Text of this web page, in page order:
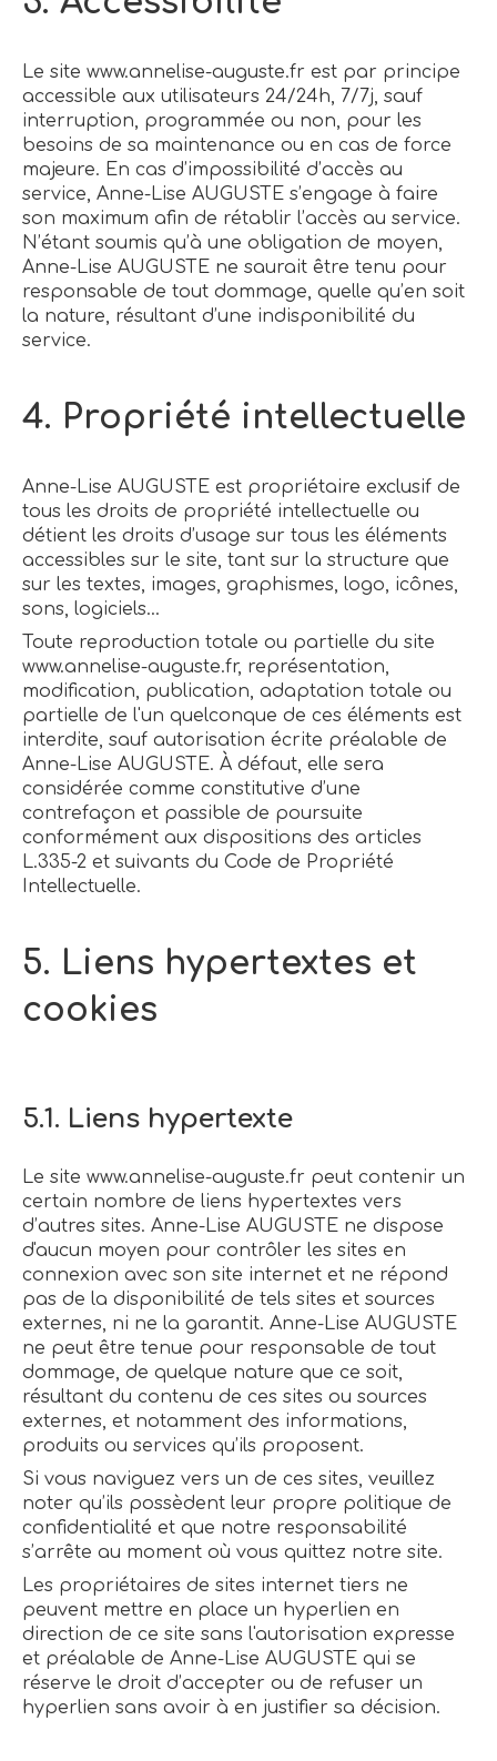
Le site www.annelise-auguste.fr est par principe
accessible aux utilisateurs 24/24h, 7/7j, sauf
interruption, programmée ou non, pour les
besoins de sa maintenance ou en cas de force
majeure. En cas d’impossibilité d’accès au
service, Anne-Lise AUGUSTE s’engage à faire
son maximum afin de rétablir l’accès au service.
N’étant soumis qu’à une obligation de moyen,
Anne-Lise AUGUSTE ne saurait être tenu pour
responsable de tout dommage, quelle qu’en soit
la nature, résultant d’une indisponibilité du
service.
4. Propriété intellectuelle
Anne-Lise AUGUSTE est propriétaire exclusif de
tous les droits de propriété intellectuelle ou
détient les droits d’usage sur tous les éléments
accessibles sur le site, tant sur la structure que
sur les textes, images, graphismes, logo, icônes,
sons, logiciels…
Toute reproduction totale ou partielle du site
www.annelise-auguste.fr, représentation,
modification, publication, adaptation totale ou
partielle de l'un quelconque de ces éléments est
interdite, sauf autorisation écrite préalable de
Anne-Lise AUGUSTE. À défaut, elle sera
considérée comme constitutive d’une
contrefaçon et passible de poursuite
conformément aux dispositions des articles
L.335-2 et suivants du Code de Propriété
Intellectuelle.
5. Liens hypertextes et
cookies
5.1. Liens hypertexte
Le site www.annelise-auguste.fr peut contenir un
certain nombre de liens hypertextes vers
d’autres sites. Anne-Lise AUGUSTE ne dispose
d'aucun moyen pour contrôler les sites en
connexion avec son site internet et ne répond
pas de la disponibilité de tels sites et sources
externes, ni ne la garantit. Anne-Lise AUGUSTE
ne peut être tenue pour responsable de tout
dommage, de quelque nature que ce soit,
résultant du contenu de ces sites ou sources
externes, et notamment des informations,
produits ou services qu’ils proposent.
Si vous naviguez vers un de ces sites, veuillez
noter qu’ils possèdent leur propre politique de
confidentialité et que notre responsabilité
s’arrête au moment où vous quittez notre site.
Les propriétaires de sites internet tiers ne
peuvent mettre en place un hyperlien en
direction de ce site sans l'autorisation expresse
et préalable de Anne-Lise AUGUSTE qui se
réserve le droit d’accepter ou de refuser un
hyperlien sans avoir à en justifier sa décision.